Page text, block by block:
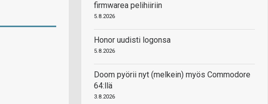
firmwarea pelihiiriin
5.8.2026
Honor uudisti logonsa
5.8.2026
Doom pyörii nyt (melkein) myös Commodore
64:llä
3.8.2026